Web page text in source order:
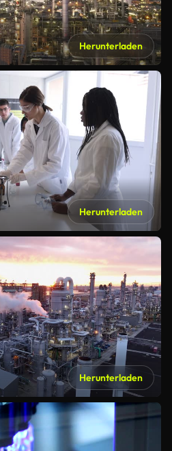
Herunterladen
Herunterladen
Herunterladen